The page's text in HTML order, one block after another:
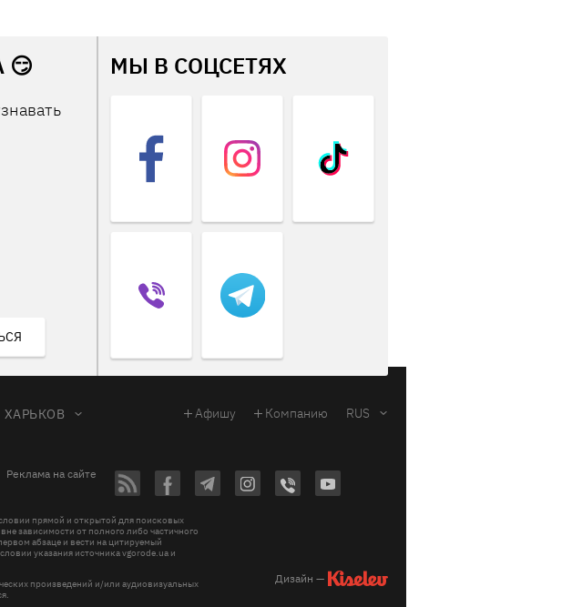
😏 МЫ В СОЦСЕТЯХ
ХАРЬКОВ Афишу Компанию RUS
Реклама на сайте
прямой и открытой для поисковых
зависимости от полного либо частичного
абзаце и вести на цитируемый
указания источника vgorode.ua и
произведений и/или аудиовизуальных
Дизайн —